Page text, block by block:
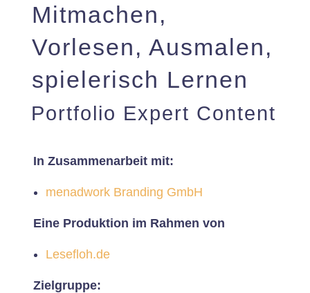
Mitmachen,
Vorlesen, Ausmalen,
spielerisch Lernen
Portfolio Expert Content
In Zusammenarbeit mit:
menadwork Branding GmbH
Eine Produktion im Rahmen von
Lesefloh.de
Zielgruppe: